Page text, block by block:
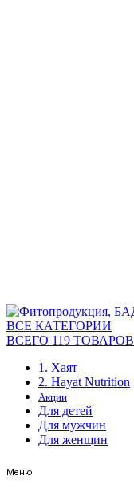
ВСЕ КАТЕГОРИИ
ВСЕГО 119 ТОВАРОВ
1. Хаят
2. Hayat Nutrition
Акции
Для детей
Для мужчин
Для женщин
Меню